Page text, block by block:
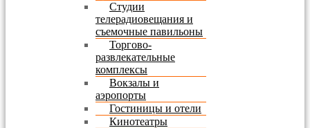
Студии
телерадиовещания и
съемочные павильоны
Торгово-
развлекательные
комплексы
Вокзалы и
аэропорты
Гостиницы и отели
Кинотеатры